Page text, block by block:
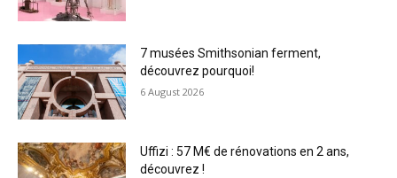
7 musées Smithsonian ferment,
découvrez pourquoi!
6 August 2026
Uffizi : 57 M€ de rénovations en 2 ans,
découvrez !